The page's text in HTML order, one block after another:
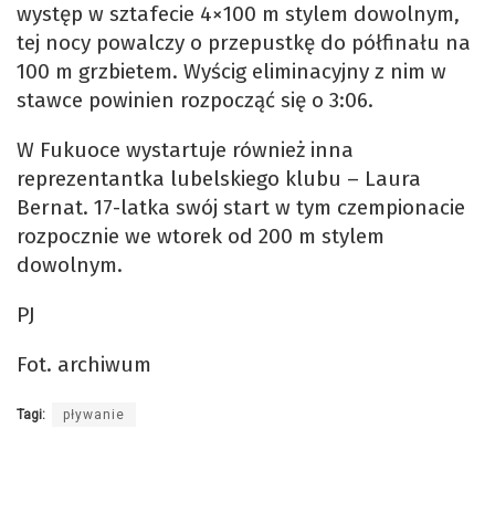
występ w sztafecie 4×100 m stylem dowolnym,
tej nocy powalczy o przepustkę do półfinału na
100 m grzbietem. Wyścig eliminacyjny z nim w
stawce powinien rozpocząć się o 3:06.
W Fukuoce wystartuje również inna
reprezentantka lubelskiego klubu – Laura
Bernat. 17-latka swój start w tym czempionacie
rozpocznie we wtorek od 200 m stylem
dowolnym.
PJ
Fot. archiwum
Tagi: pływanie